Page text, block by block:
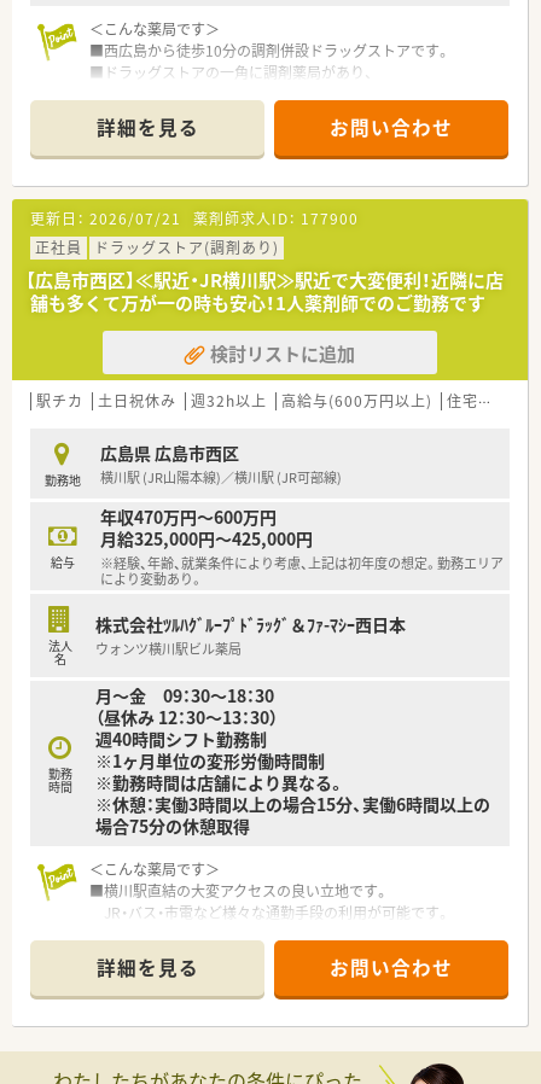
＜こんな薬局です＞
■西広島から徒歩10分の調剤併設ドラッグストアです。
■ドラッグストアの一角に調剤薬局があり、
■木目調の落ち着いた雰囲気の
受付カウンターがございます。
■綺麗に整頓されている調剤室です。
■漢方製剤の取り扱いもございます。
※配属店舗は面接次第で最終決定となります。
通勤圏内にて当店舗以外での配属となる場合がございます。
＜設備も充実＞
■電子薬歴・分包機（円盤）も完備しております。
■監査システムなどの調剤設備も導入しており、
リスクマネジメントも徹底しています。
機械化を進める事により、効率よいお仕事が可能となります。
＜業務内容＞
ドラッグストア併設店という事もあり、
お買い物に来た方が処方箋を持ってくる事もありますので、
広域からの処方箋にも対応しています。
■1日の処方箋枚数は40枚程度で、
薬剤師2名体制となっています。
■ドラッグストア併設店舗ですが、
調剤薬局業務専任でご勤務頂きます。
＜研修制度＞
■充実した研修フォロー体制も好評です。
e-ラーニングの補助制度もあり資格取得に関しても
＜法人特徴＞
■ツルハグループとして中国地方で業界最大規模の
ドラッグストア・調剤薬局を運営する企業です。
ドラッグストアとして売上・利益・店舗数共に業界トップクラ
スです。
■年間で10店舗以上の新規出店を継続しており、
す。
薬剤師の平均年齢は33歳です。
■調剤薬局部門で採用された薬剤師の業務は
調剤業務（調剤・投薬・監査・在宅）がメインとなり、
レジ打ちなどはございません。
■セルフメディケーションの支援として、医療・保険・福祉・マタ
ニティ等、
様々なテーマで健康セミナーを年間130回以上開催していま
詳細を見る お問い合わせ
更新日： 2026/07/21 薬剤師求人ID： 177900
正社員
ドラッグストア(調剤あり)
【広島市西区】≪駅近・JR横川駅≫駅近で大変便利！近隣に店
舗も多くて万が一の時も安心！1人薬剤師でのご勤務です
検討リストに追加
駅チカ 土日祝休み 週32h以上 高給与(600万円以上) 住宅補助(手当)あり
勤務地
広島県 広島市西区
横川駅 (JR山陽本線)／横川駅 (JR可部線)
給与
年収470万円～600万円
月給325,000円～425,000円
※経験、年齢、就業条件により考慮、上記は初年度の想定。勤務エリア
により変動あり。
法人
名
株式会社ﾂﾙﾊｸﾞﾙｰﾌﾟﾄﾞﾗｯｸﾞ＆ﾌｧ-ﾏｼｰ西日本
ウォンツ横川駅ビル薬局
勤務
時間
月～金 09：30～18：30
（昼休み 12：30～13：30）
週40時間シフト勤務制
※1ヶ月単位の変形労働時間制
※勤務時間は店舗により異なる。
※休憩：実働3時間以上の場合15分、実働6時間以上の
場合75分の休憩取得
＜こんな薬局です＞
■横川駅直結の大変アクセスの良い立地です。
JR・バス・市電など様々な通勤手段の利用が可能です。
くにございますので
お仕事終わりのお食事、お買い物にも困りません。
■ドラッグストア併設店舗となります。調剤薬局専用の入り口
もございます。
体調がすぐれないお客様にもゆっくりお待ち頂けます。
詳細を見る お問い合わせ